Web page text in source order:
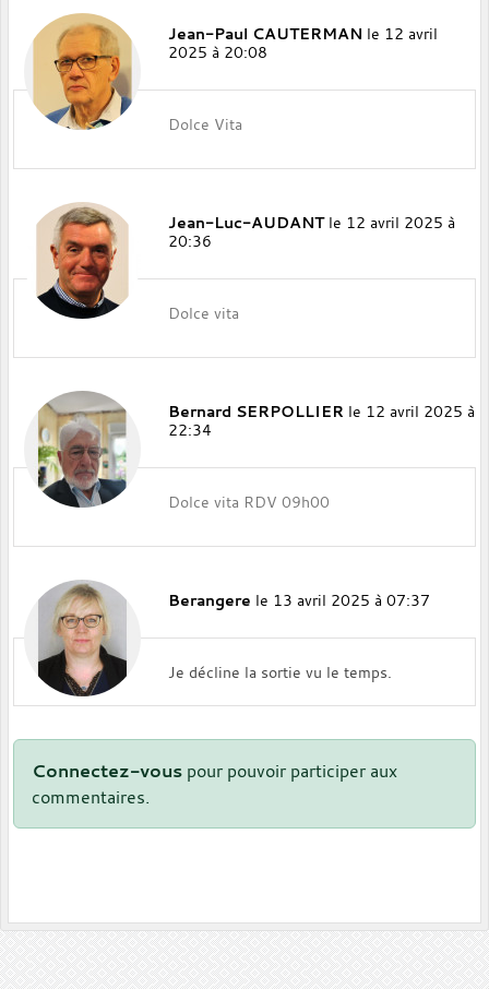
Jean-Paul CAUTERMAN le 12 avril
2025 à 20:08
Dolce Vita
Jean-Luc-AUDANT le 12 avril 2025 à
20:36
Dolce vita
Bernard SERPOLLIER le 12 avril 2025 à
22:34
Dolce vita RDV 09h00
Berangere le 13 avril 2025 à 07:37
Je décline la sortie vu le temps.
Connectez-vous pour pouvoir participer aux
commentaires.